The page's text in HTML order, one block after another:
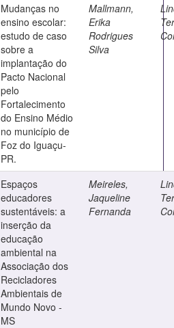
Mudanças no
ensino escolar:
estudo de caso
sobre a
implantação do
Pacto Nacional
pelo
Fortalecimento
do Ensino Médio
no município de
Foz do Iguaçu-
PR.
Mallmann,
Erika
Rodrigues
Silva
Espaços
educadores
sustentáveis: a
inserção da
educação
ambiental na
Associação dos
Recicladores
Ambientais de
Mundo Novo -
MS
Meireles,
Jaqueline
Fernanda